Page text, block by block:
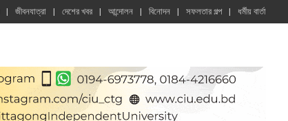
জীবনযাত্রা দেশের খবর আন্দোলন বিনোদন সফলতার গল্প ধর্মীয় বার্তা